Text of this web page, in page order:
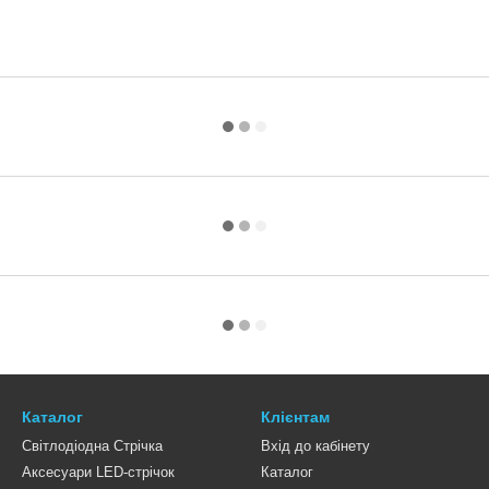
Каталог
Світлодіодна Стрічка
Аксесуари LED-стрічок
Клієнтам
Вхід до кабінету
Каталог